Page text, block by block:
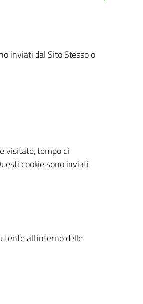
inviati dal Sito Stesso o
visitate, tempo di
cookie sono inviati
all'interno delle